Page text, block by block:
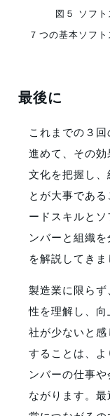
図５ ソフ
７つの基本ソフ
最後に
これまでの３
進めて、その
文化を把握し
とが大事であ
ードスキルと
ンバーと組織
を解説してきま
製造業に限ら
性を理解し、
社が少ないと
することは、
ンバーの仕事
ながります。